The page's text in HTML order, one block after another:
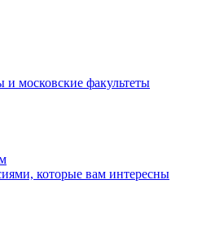
московские факультеты
которые вам интересны